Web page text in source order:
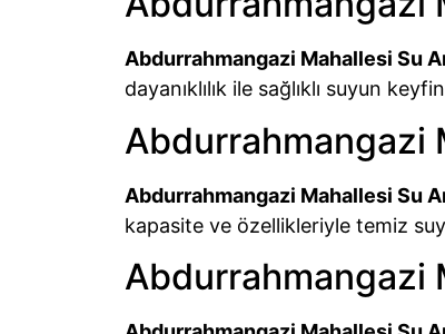
Abdurrahmangazi Mahallesi Su
dayanıklılık ile sağlıklı suyun
Abdurrahmangazi
Abdurrahmangazi Mahallesi Su
kapasite ve özellikleriyle temiz
Abdurrahmangazi